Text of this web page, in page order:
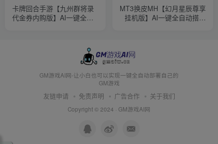
卡牌回合手游【九州群将录
代金券内购版】AI一键全自
MT3换皮MH【幻月星辰尊享
挂机版】AI一键全自动搭建
GM游戏AI网-让小白也可以实现一键全自动部署自己的
GM游戏
友链申请 免责声明 广告合作 关于我们
Copyright © 2024 · GM游戏AI网